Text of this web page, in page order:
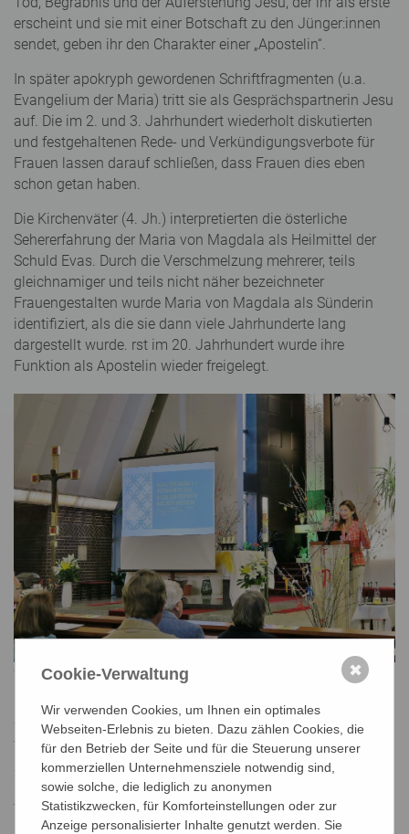
erscheint und sie mit einer Botschaft zu den Jünger:innen
sendet, geben ihr den Charakter einer „Apostelin“.
In später apokryph gewordenen Schriftfragmenten (u.a.
Evangelium der Maria) tritt sie als Gesprächspartnerin Jesu
auf. Die im 2. und 3. Jahrhundert wiederholt diskutierten
und festgehaltenen Rede- und Verkündigungsverbote für
Frauen lassen darauf schließen, dass Frauen dies eben
schon getan haben.
Die Kirchenväter (4. Jh.) interpretierten die österliche
Sehererfahrung der Maria von Magdala als Heilmittel der
Schuld Evas. Durch die Verschmelzung mehrerer, teils
gleichnamiger und teils nicht näher bezeichneter
Frauengestalten wurde Maria von Magdala als Sünderin
identifiziert, als die sie dann viele Jahrhunderte lang
dargestellt wurde. rst im 20. Jahrhundert wurde ihre
Funktion als Apostelin wieder freigelegt.
© Winkelbauer
Etwa 65 interessierte Teilnehmerinnen und Teilnehmer
waren zum Vortrag von Frau Universitätsprofessorin
Taschl-Erber in St. Hemma gekommen. Bei der
anschließenden üblichen kleinen Agape hinten in der Kirche
stand die Referentin noch lange wissbegierigen
Teilnehmer:innen für Gespräche zur Verfügung.
Cookie-Verwaltung
Wir verwenden Cookies, um Ihnen ein optimales
Webseiten-Erlebnis zu bieten. Dazu zählen Cookies, die
für den Betrieb der Seite und für die Steuerung unserer
kommerziellen Unternehmensziele notwendig sind,
sowie solche, die lediglich zu anonymen
Statistikzwecken, für Komforteinstellungen oder zur
Anzeige personalisierter Inhalte genutzt werden. Sie
✖